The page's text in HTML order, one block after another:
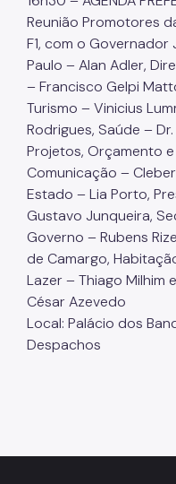
Reunião Promotores
F1, com o Governador
Paulo – Alan Adler,
– Francisco Gelpi
Turismo – Vinicius
Rodrigues, Saúde –
Projetos, Orçamento
Comunicação –
Estado – Lia Porto,
Gustavo Junqueira,
Governo – Rubens
de Camargo,
Lazer – Thiago Milhim
César Azevedo
Local: Palácio dos
Despachos